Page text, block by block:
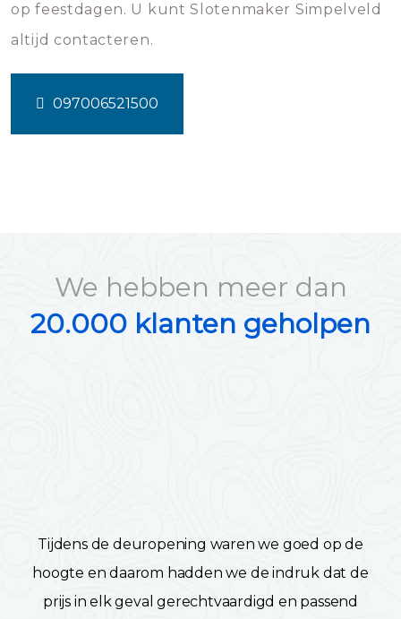
op feestdagen. U kunt Slotenmaker Simpelveld
altijd contacteren.
097006521500
We hebben meer dan
20.000 klanten geholpen
Tijdens de deuropening waren we goed op de
hoogte en daarom hadden we de indruk dat de
prijs in elk geval gerechtvaardigd en passend